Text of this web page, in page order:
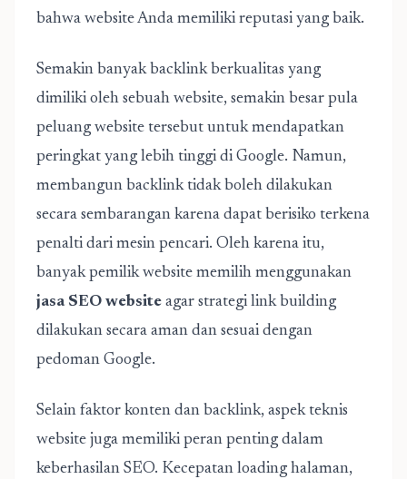
bahwa website Anda memiliki reputasi yang baik.
Semakin banyak backlink berkualitas yang
dimiliki oleh sebuah website, semakin besar pula
peluang website tersebut untuk mendapatkan
peringkat yang lebih tinggi di Google. Namun,
membangun backlink tidak boleh dilakukan
secara sembarangan karena dapat berisiko terkena
penalti dari mesin pencari. Oleh karena itu,
banyak pemilik website memilih menggunakan
jasa SEO website agar strategi link building
dilakukan secara aman dan sesuai dengan
pedoman Google.
Selain faktor konten dan backlink, aspek teknis
website juga memiliki peran penting dalam
keberhasilan SEO. Kecepatan loading halaman,